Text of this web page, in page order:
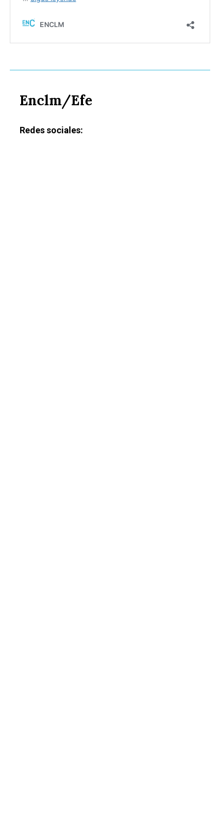
Enclm/Efe
Redes sociales: